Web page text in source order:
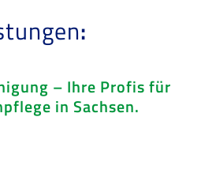
:
– Ihre Profis für
in Sachsen.